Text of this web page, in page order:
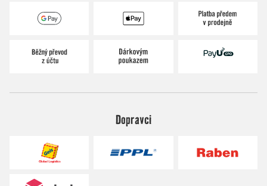
Dopravci